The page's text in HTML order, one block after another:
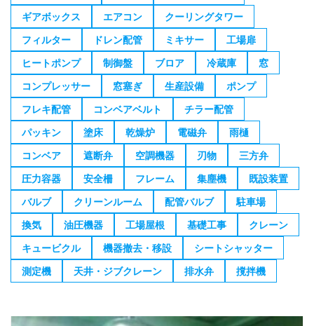
ギアボックス
エアコン
クーリングタワー
フィルター
ドレン配管 ミキサー
工場扉
ヒートポンプ
制御盤 ブロア 冷蔵庫
窓
コンプレッサー
窓塞ぎ 生産設備
ポンプ
フレキ配管
コンベアベルト
チラー配管
パッキン
塗床 乾燥炉 電磁弁
雨樋
コンベア
遮断弁 空調機器 刃物
三方弁
圧力容器
安全柵 フレーム 集塵機
既設装置
バルブ
クリーンルーム 配管バルブ
駐車場
換気
油圧機器 工場屋根 基礎工事
クレーン
キュービクル
機器撤去・移設
シートシャッター
測定機
天井・ジブクレーン 排水弁 撹拌機